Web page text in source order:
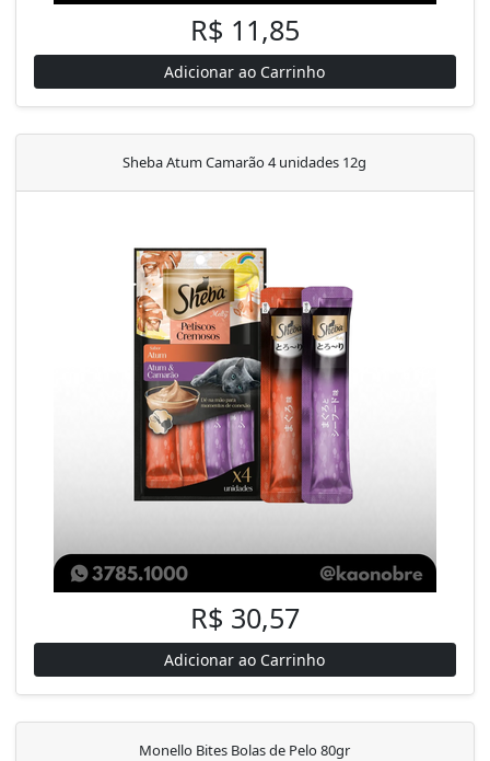
R$ 11,85
Adicionar ao Carrinho
Sheba Atum Camarão 4 unidades 12g
R$ 30,57
Adicionar ao Carrinho
Monello Bites Bolas de Pelo 80gr